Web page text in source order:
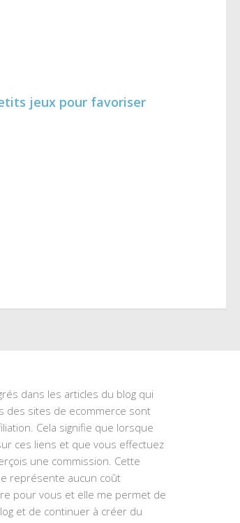
jeux pour favoriser
dans les articles du blog qui
des sites de ecommerce sont
Cela signifie que lorsque
ces liens et que vous effectuez
une commission. Cette
représente aucun coût
pour vous et elle me permet de
et de continuer à créer du